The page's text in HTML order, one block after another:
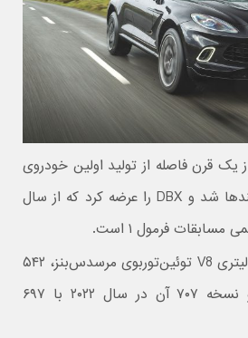
یک قرن فاصله از تولید اولین خودروی
خود، وارد بازار شاسی‌بلندها شد و DBX را عرضه کرد که از سال
با موتور ۴.۰ لیتری V8 توئین‌توربوی مرسدس‌بنز، ۵۴۲
اسب‌بخار قدرت دارد و نسخه ۷۰۷ آن در سال ۲۰۲۲ با ۶۹۷